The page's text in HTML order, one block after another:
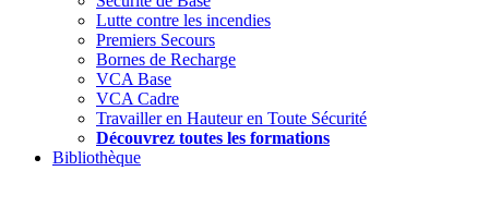
Lutte contre les incendies
Premiers Secours
Bornes de Recharge
VCA Base
VCA Cadre
Travailler en Hauteur en Toute Sécurité
Découvrez toutes les formations
Bibliothèque